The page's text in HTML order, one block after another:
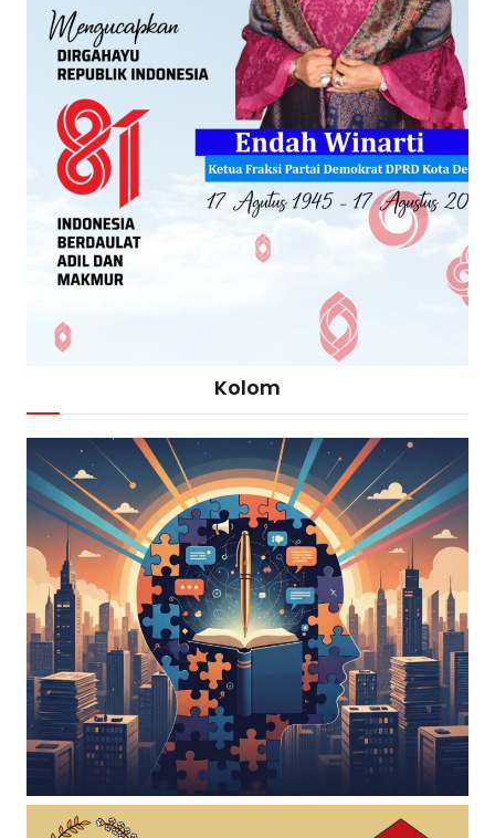
Kolom